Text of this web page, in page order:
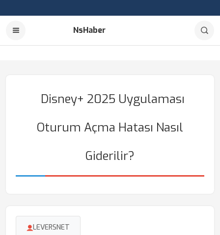
NsHaber
Disney+ 2025 Uygulaması
Oturum Açma Hatası Nasıl
Giderilir?
LEVERSNET